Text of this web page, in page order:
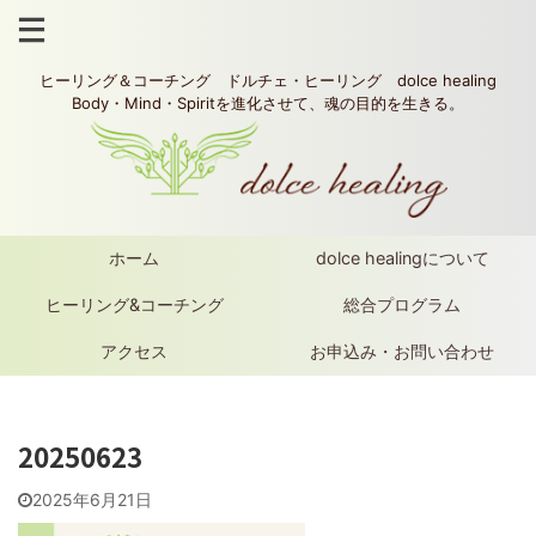
ヒーリング＆コーチング ドルチェ・ヒーリング dolce healing
Body・Mind・Spiritを進化させて、魂の目的を生きる。
ホーム dolce healingについて
ヒーリング&コーチング 総合プログラム
アクセス お申込み・お問い合わせ
20250623
2025年6月21日